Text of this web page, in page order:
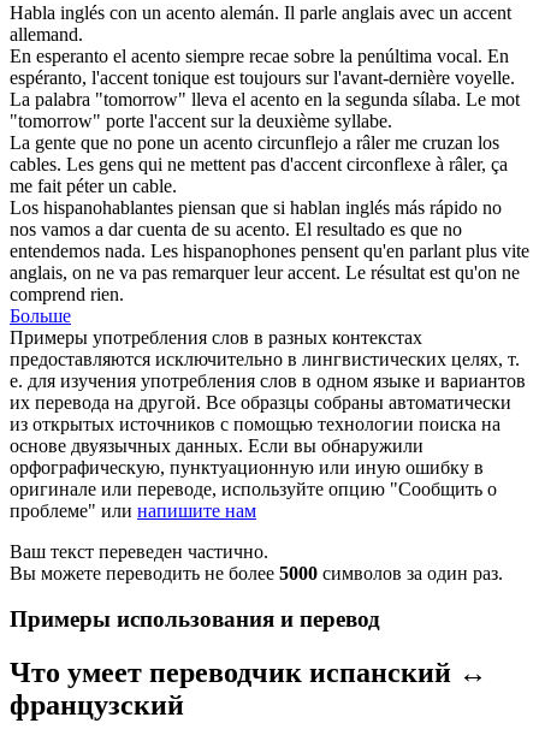
Habla inglés con un acento alemán. Il parle anglais avec un accent
allemand.
En esperanto el acento siempre recae sobre la penúltima vocal. En
espéranto, l'accent tonique est toujours sur l'avant-dernière voyelle.
La palabra "tomorrow" lleva el acento en la segunda sílaba. Le mot
"tomorrow" porte l'accent sur la deuxième syllabe.
La gente que no pone un acento circunflejo a râler me cruzan los
cables. Les gens qui ne mettent pas d'accent circonflexe à râler, ça
me fait péter un cable.
Los hispanohablantes piensan que si hablan inglés más rápido no
nos vamos a dar cuenta de su acento. El resultado es que no
entendemos nada. Les hispanophones pensent qu'en parlant plus vite
anglais, on ne va pas remarquer leuraccent. Le résultat est qu'on ne
comprend rien.
Больше
Примеры употребления слов в разных контекстах
предоставляются исключительно в лингвистических целях, т.
е. для изучения употребления слов в одном языке и вариантов
их перевода на другой. Все образцы собраны автоматически
из открытых источников с помощью технологии поиска на
основе двуязычных данных. Если вы обнаружили
орфографическую, пунктуационную или иную ошибку в
оригинале или переводе, используйте опцию "Сообщить о
проблеме" или напишите нам
Ваш текст переведен частично.
Вы можете переводить не более 5000 символов за один раз.
Примеры использования и перевод
Что умеет переводчик испанский ↔
французский